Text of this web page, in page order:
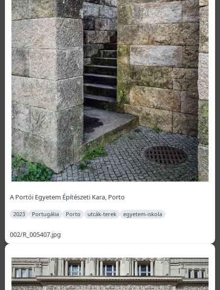
A Portói Egyetem Építészeti Kara, Porto
2023 Portugália Porto utcák-terek egyetem-iskola
002/R_005407.jpg